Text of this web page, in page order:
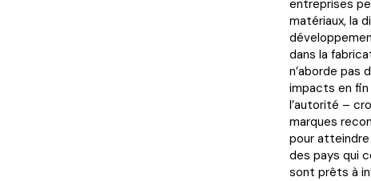
entreprises
matériaux, la
dans la
n’aborde
impacts en fin
l’autorité –
marques
pour
des pays qui
sont prêts à